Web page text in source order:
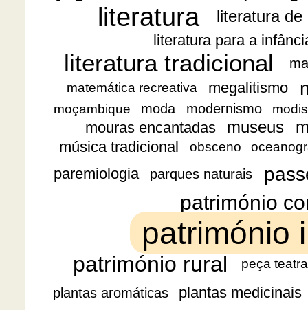
literatura literatura
literatura para a
literatura tradicional
matemática recreativa megalitismo
moçambique moda modernismo
mouras encantadas museus
música tradicional obsceno
paremiologia parques naturais
património
património
património rural peça
plantas aromáticas plantas medicinais